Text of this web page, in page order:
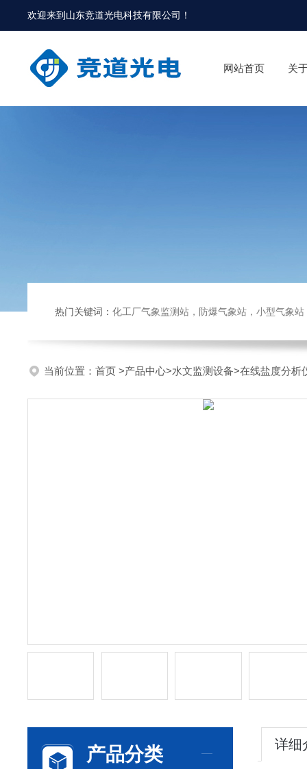
欢迎来到 山东竞道光电科技有限公司 ！
网站首页 关
热门关键词： 化工厂气象监测站，防爆气象站，小型气象站，化
当前位置： 首页 >产品中心>水文监测设备>在线盐度分析
产品分类 详细